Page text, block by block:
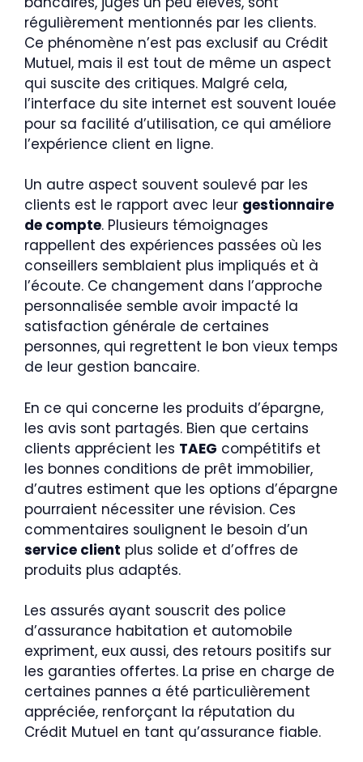
régulièrement mentionnés par les clients.
Ce phénomène n’est pas exclusif au Crédit
Mutuel, mais il est tout de même un aspect
qui suscite des critiques. Malgré cela,
l’interface du site internet est souvent louée
pour sa facilité d’utilisation, ce qui améliore
l’expérience client en ligne.
Un autre aspect souvent soulevé par les
clients est le rapport avec leur gestionnaire
de compte. Plusieurs témoignages
rappellent des expériences passées où les
conseillers semblaient plus impliqués et à
l’écoute. Ce changement dans l’approche
personnalisée semble avoir impacté la
satisfaction générale de certaines
personnes, qui regrettent le bon vieux temps
de leur gestion bancaire.
En ce qui concerne les produits d’épargne,
les avis sont partagés. Bien que certains
clients apprécient les TAEG compétitifs et
les bonnes conditions de prêt immobilier,
d’autres estiment que les options d’épargne
pourraient nécessiter une révision. Ces
commentaires soulignent le besoin d’un
service client plus solide et d’offres de
produits plus adaptés.
Les assurés ayant souscrit des police
d’assurance habitation et automobile
expriment, eux aussi, des retours positifs sur
les garanties offertes. La prise en charge de
certaines pannes a été particulièrement
appréciée, renforçant la réputation du
Crédit Mutuel en tant qu’assurance fiable.